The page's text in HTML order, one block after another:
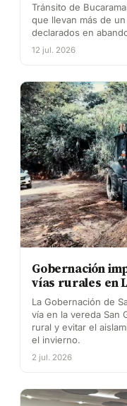
Tránsito de
que llevan más de
declarados en
12 jul. 2026
Gobernación
vías rurales en
La Gobernación de
vía en la vereda San
rural y evitar el
el invierno.
2 jul. 2026